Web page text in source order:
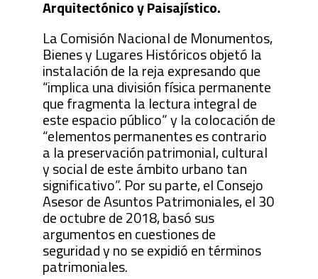
Arquitectónico y Paisajístico.
La Comisión Nacional de Monumentos,
Bienes y Lugares Históricos objetó la
instalación de la reja expresando que
“implica una división física permanente
que fragmenta la lectura integral de
este espacio público” y la colocación de
“elementos permanentes es contrario
a la preservación patrimonial, cultural
y social de este ámbito urbano tan
significativo”. Por su parte, el Consejo
Asesor de Asuntos Patrimoniales, el 30
de octubre de 2018, basó sus
argumentos en cuestiones de
seguridad y no se expidió en términos
patrimoniales.